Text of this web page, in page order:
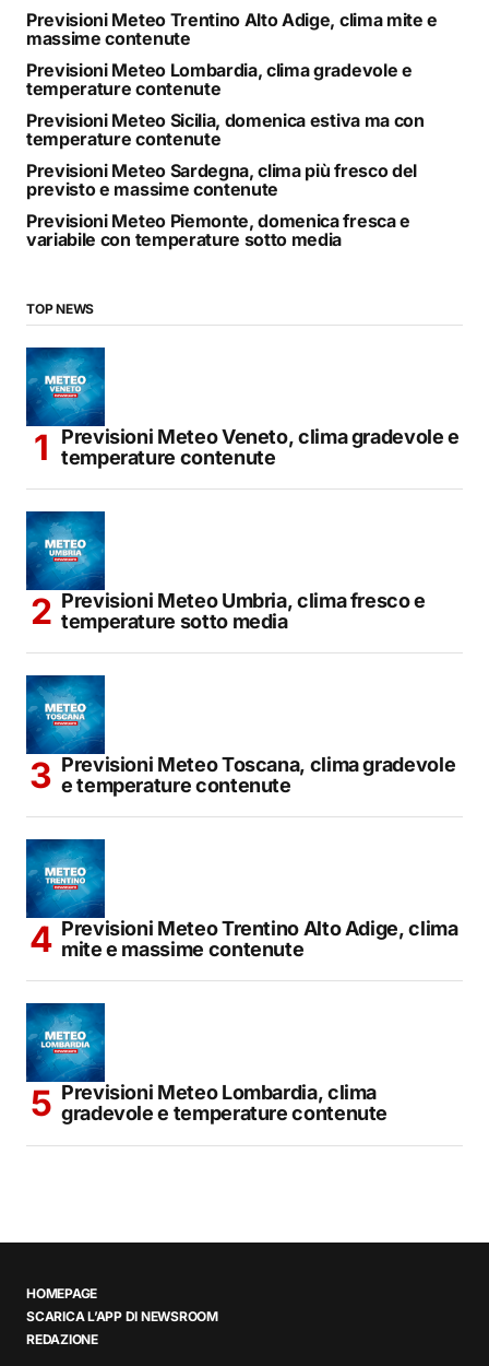
Previsioni Meteo Trentino Alto Adige, clima mite e
massime contenute
Previsioni Meteo Lombardia, clima gradevole e
temperature contenute
Previsioni Meteo Sicilia, domenica estiva ma con
temperature contenute
Previsioni Meteo Sardegna, clima più fresco del
previsto e massime contenute
Previsioni Meteo Piemonte, domenica fresca e
variabile con temperature sotto media
TOP NEWS
Previsioni Meteo Veneto, clima gradevole e
temperature contenute
Previsioni Meteo Umbria, clima fresco e
temperature sotto media
Previsioni Meteo Toscana, clima gradevole
e temperature contenute
Previsioni Meteo Trentino Alto Adige, clima
mite e massime contenute
Previsioni Meteo Lombardia, clima
gradevole e temperature contenute
HOMEPAGE
SCARICA L’APP DI NEWSROOM
REDAZIONE